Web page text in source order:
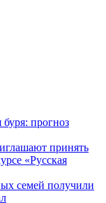
прогноз
принять
«Русская
семей получили